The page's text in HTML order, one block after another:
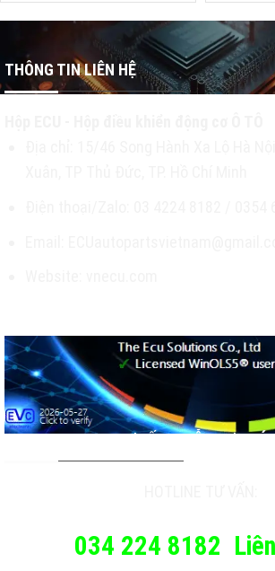
THÔNG TIN LIÊN HỆ
TƯ VẤN & HỖ TRỢ
034 224 8182